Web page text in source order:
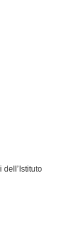
dell’Istituto